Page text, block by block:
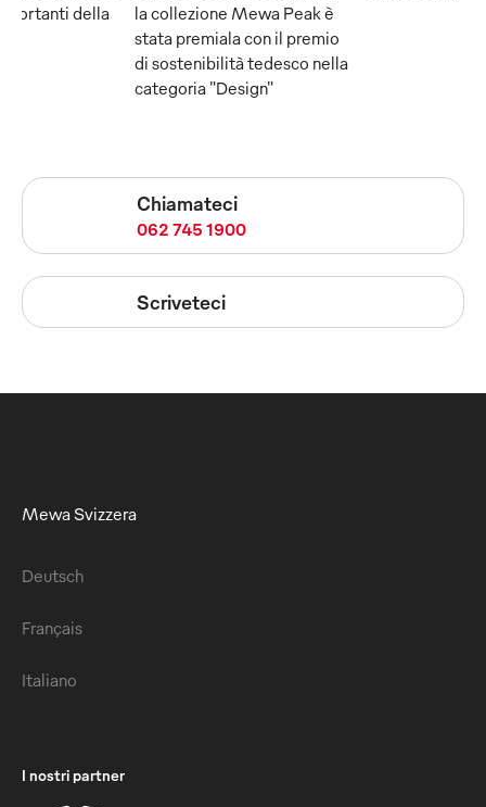
della
la collezione Mewa Peak è
stata premiala con il premio
di sostenibilità tedesco nella
categoria "Design"
Chiamateci
062 745 1900
Scriveteci
Mewa Svizzera
Deutsch
Français
Italiano
I nostri partner